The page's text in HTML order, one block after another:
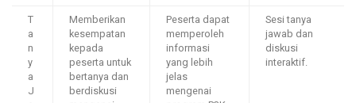
T
a
n
y
a
J
Memberikan
kesempatan
kepada
peserta untuk
bertanya dan
berdiskusi
Peserta dapat
memperoleh
informasi
yang lebih
jelas
mengenai
Sesi tanya
jawab dan
diskusi
interaktif.